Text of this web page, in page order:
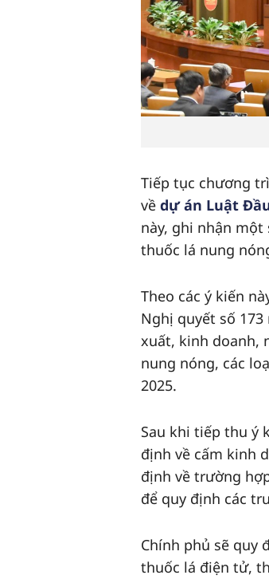
Tiếp tục chương
về dự án Luật
này, ghi nhận
thuốc lá nung
Theo các ý kiến
Nghị quyết số
xuất, kinh doanh,
nung nóng, các
2025.
Sau khi tiếp thu ý
định về cấm kinh
định về trường
để quy định các
Chính phủ sẽ quy
thuốc lá điện tử,